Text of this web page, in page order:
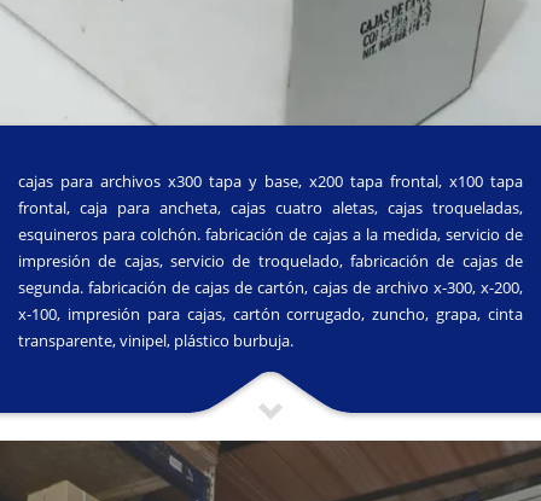
cajas para archivos x300 tapa y base, x200 tapa frontal, x100 tapa
frontal, caja para ancheta, cajas cuatro aletas, cajas troqueladas,
esquineros para colchón. fabricación de cajas a la medida, servicio de
impresión de cajas, servicio de troquelado, fabricación de cajas de
segunda. fabricación de cajas de cartón, cajas de archivo x-300, x-200,
x-100, impresión para cajas, cartón corrugado, zuncho, grapa, cinta
transparente, vinipel, plástico burbuja.